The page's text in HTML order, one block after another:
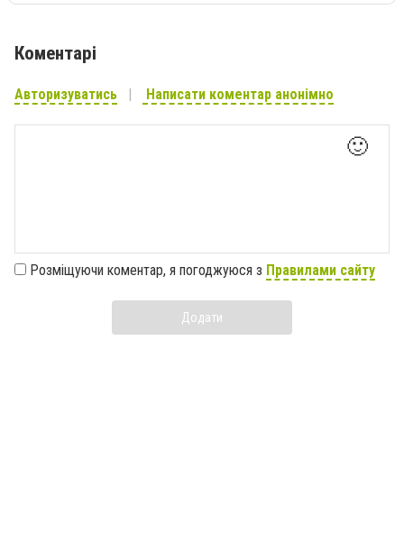
Коментарі
Авторизуватись Написати коментар анонімно
🙂
Розміщуючи коментар, я погоджуюся з Правилами сайту
Додати